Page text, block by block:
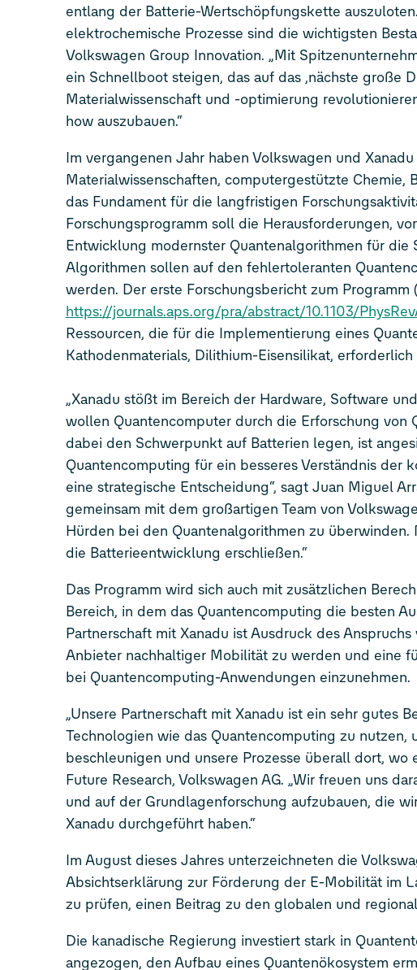
entlang der Batterie-Wertschöpfungskette
elektrochemische Prozesse sind die wichtigsten
Volkswagen Group Innovation. „Mit
ein Schnellboot steigen, das auf das ,nächste große
Materialwissenschaft und -optimierung
how auszubauen.“
Im vergangenen Jahr haben Volkswagen und
Materialwissenschaften, computergestützte
das Fundament für die langfristigen
Forschungsprogramm soll die Herausforderungen,
Entwicklung modernster Quantenalgorithmen für
Algorithmen sollen auf den fehlertoleranten
werden. Der erste Forschungsbericht zum
https://journals.aps.org/pra/abstract/10.1103/
Ressourcen, die für die Implementierung eines
Kathodenmaterials, Dilithium-Eisensilikat, erforderlich
„Xanadu stößt im Bereich der Hardware, Software
wollen Quantencomputer durch die Erforschung von
dabei den Schwerpunkt auf Batterien legen, ist
Quantencomputing für ein besseres Verständnis der
eine strategische Entscheidung“, sagt Juan Miguel
gemeinsam mit dem großartigen Team von
Hürden bei den Quantenalgorithmen zu
die Batterieentwicklung erschließen.“
Das Programm wird sich auch mit zusätzlichen
Bereich, in dem das Quantencomputing die besten
Partnerschaft mit Xanadu ist Ausdruck des
Anbieter nachhaltiger Mobilität zu werden und eine
bei Quantencomputing-Anwendungen einzunehmen.
„Unsere Partnerschaft mit Xanadu ist ein sehr gutes
Technologien wie das Quantencomputing zu
beschleunigen und unsere Prozesse überall dort, wo
Future Research, Volkswagen AG. „Wir freuen uns
und auf der Grundlagenforschung aufzubauen, die
Xanadu durchgeführt haben.“
Im August dieses Jahres unterzeichneten die
Absichtserklärung zur Förderung der E-Mobilität im
zu prüfen, einen Beitrag zu den globalen und
Die kanadische Regierung investiert stark in
angezogen, den Aufbau eines Quantenökosystem